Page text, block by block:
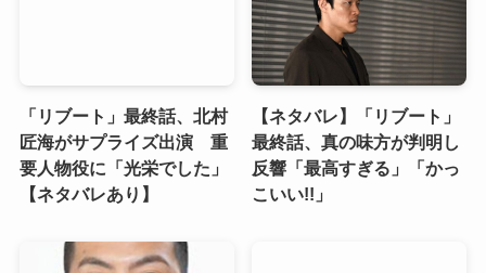
「リブート」最終話、北村
匠海がサプライズ出演 重
要人物役に「光栄でした」
【ネタバレあり】
【ネタバレ】「リブート」
最終話、真の味方が判明し
反響「最高すぎる」「かっ
こいい!!」